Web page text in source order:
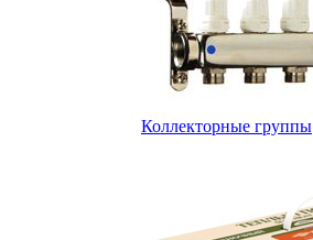
Коллекторные группы